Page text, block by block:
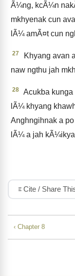
Ã¼ng, kcÃ¼n
mkhyenak cun
lÃ¼ amÃ¤t cun
27
Khyang avan
naw ngthu jah
28
Acukba
lÃ¼ khyang
Anghngihnak a
lÃ¼ a jah
Cite / Share
‹ Chapter 8